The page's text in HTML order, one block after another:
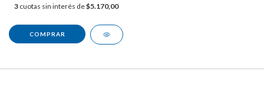
3 cuotas sin interés de$5.170,00